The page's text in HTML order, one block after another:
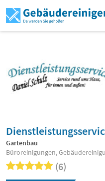
Gartenbau
Büroreinigungen,
(6)